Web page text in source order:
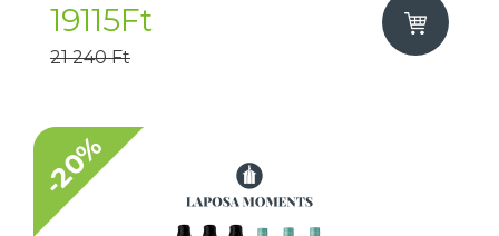
19115Ft
21 240 Ft
-20%